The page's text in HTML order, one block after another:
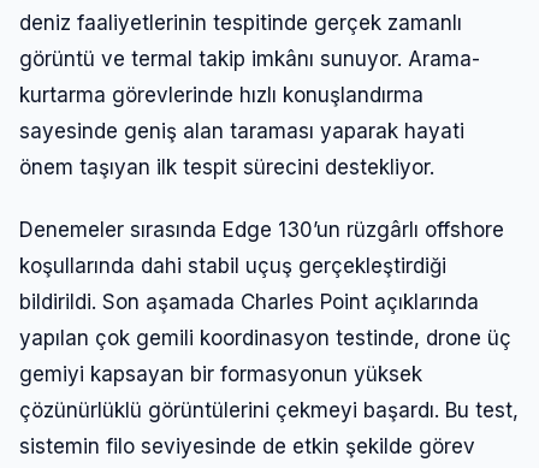
deniz faaliyetlerinin tespitinde gerçek zamanlı
görüntü ve termal takip imkânı sunuyor. Arama-
kurtarma görevlerinde hızlı konuşlandırma
sayesinde geniş alan taraması yaparak hayati
önem taşıyan ilk tespit sürecini destekliyor.
Denemeler sırasında Edge 130’un rüzgârlı offshore
koşullarında dahi stabil uçuş gerçekleştirdiği
bildirildi. Son aşamada Charles Point açıklarında
yapılan çok gemili koordinasyon testinde, drone üç
gemiyi kapsayan bir formasyonun yüksek
çözünürlüklü görüntülerini çekmeyi başardı. Bu test,
sistemin filo seviyesinde de etkin şekilde görev